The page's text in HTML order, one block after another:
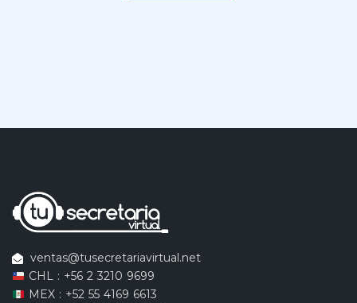
ventas@tusecretariavirtual.net
CHL : +56 2 3210 9699
MEX : +52 55 4169 6613